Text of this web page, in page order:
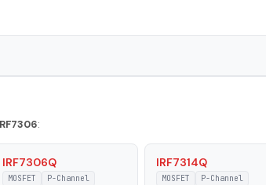
:
IRF7306Q
MOSFET P-Channel
IRF7314Q
MOSFET P-Channel